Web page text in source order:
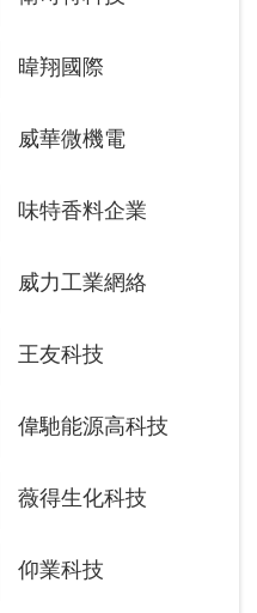
暐翔國際
威華微機電
味特香料企業
威力工業網絡
王友科技
偉馳能源高科技
薇得生化科技
仰業科技